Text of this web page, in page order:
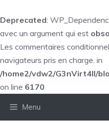
Deprecated:
avec un argument qui est
Les commentaires
navigateurs pris en charge. in
/home2/vdw2/G3nVirt4ll/
on line 6170
Menu